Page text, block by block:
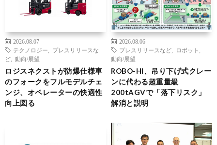
2026.08.07
テクノロジー
プレスリリースな
ど
動向/展望
ロジスネクストが防爆仕様車
のフォークをフルモデルチェ
ンジ、オペレーターの快適性
向上図る
2026.08.06
プレスリリースなど
ロボット
動向/展望
ROBO-HI、吊り下げ式クレー
ンに代わる超重量級
200tAGVで「落下リスク」
解消と説明